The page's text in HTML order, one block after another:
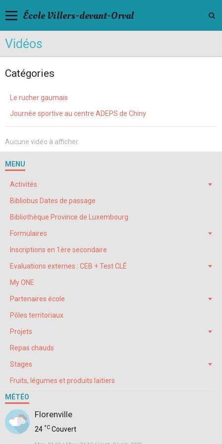
École Villers-devant-Orval
Vidéos
Catégories
Le rucher gaumais
Journée sportive au centre ADEPS de Chiny
Aucune vidéo à afficher.
MENU
Activités
Bibliobus Dates de passage
Bibliothèque Province de Luxembourg
Formulaires
Inscriptions en 1ère secondaire
Evaluations externes : CEB + Test CLÉ
My ONE
Partenaires école
Pôles territoriaux
Projets
Repas chauds
Stages
Fruits, légumes et produits laitiers
MÉTÉO
Florenville
24 °C Couvert